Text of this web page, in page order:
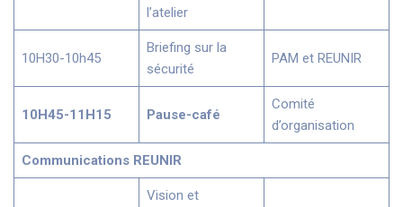
l’atelier
10H30-10h45
Briefing sur la
sécurité
PAM et REUNIR
10H45-11H15 Pause-café
Comité
d’organisation
Communications REUNIR
Vision et